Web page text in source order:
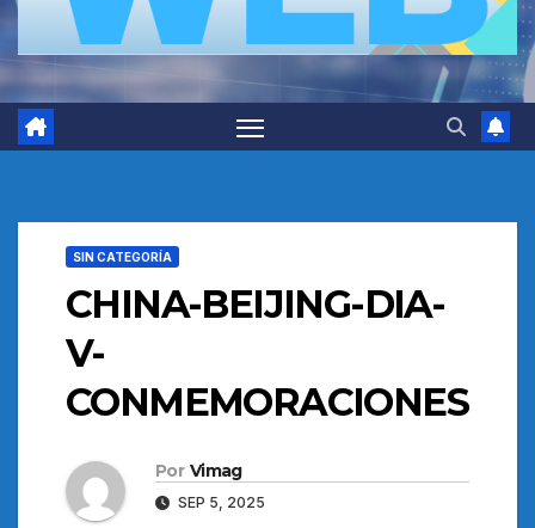
SIN CATEGORÍA
CHINA-BEIJING-DIA-
V-
CONMEMORACIONES
Por Vimag
SEP 5, 2025